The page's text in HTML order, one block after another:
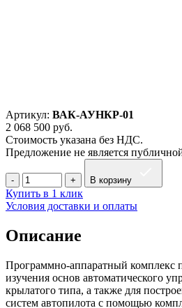
Артикул: ВАК-АУНКР-01
2 068 500 руб.
Стоимость указана без НДС.
Предложение не является
В корзину
Купить в 1 клик
Условия доставки и оплаты
Описание
Программно-аппаратный комплекс
изучения основ автоматического
крылатого типа, а также для
систем автопилота с помощью